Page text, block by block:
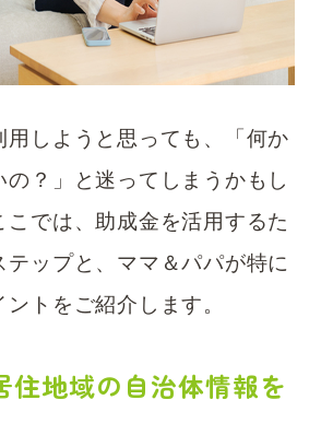
用しようと思っても、「何か
の？」と迷ってしまうかもし
こでは、助成金を活用するた
テップと、ママ＆パパが特に
トをご紹介します。
住地域の自治体情報を